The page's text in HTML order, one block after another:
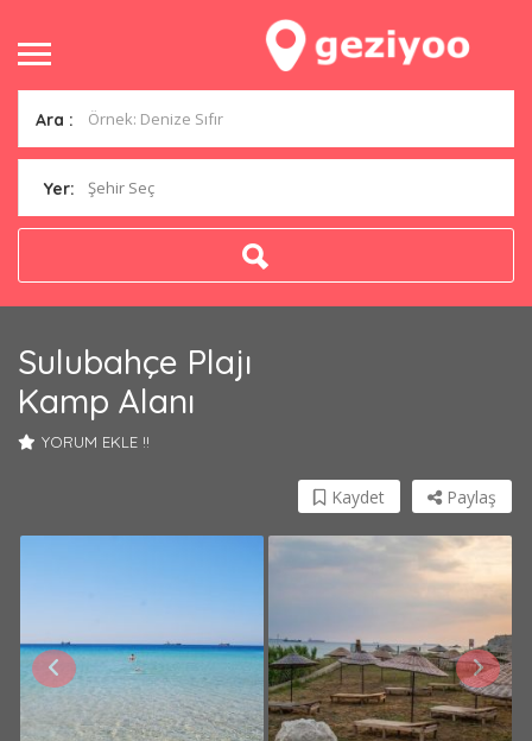
Ara :
Yer: Şehir Seç
Sulubahçe Plajı
Kamp Alanı
YORUM EKLE !!
Paylaş
Kaydet